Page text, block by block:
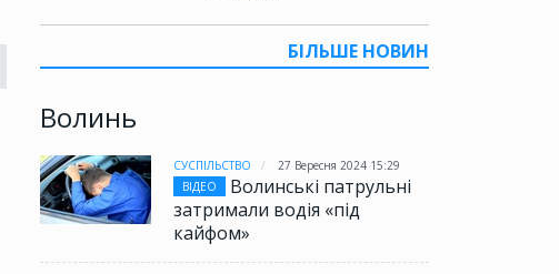
БІЛЬШЕ НОВИН
Волинь
СУСПІЛЬСТВО
27 Вересня 2024 15:29
ВІДЕО
Волинські патрульні
затримали водія «під
кайфом»